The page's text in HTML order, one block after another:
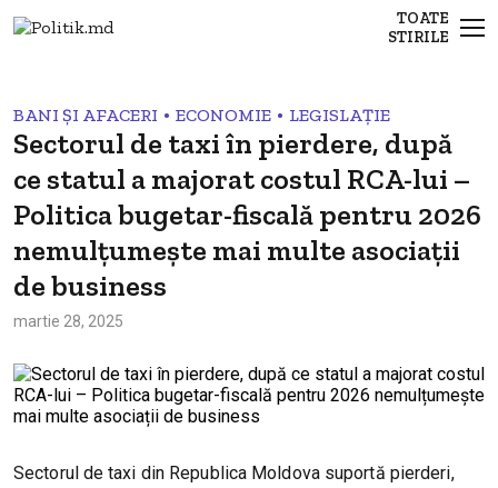
TOATE
STIRILE
BANI ȘI AFACERI • ECONOMIE • LEGISLAȚIE
Sectorul de taxi în pierdere, după
ce statul a majorat costul RCA-lui –
Politica bugetar-fiscală pentru 2026
nemulțumește mai multe asociații
de business
martie 28, 2025
Sectorul de taxi din Republica Moldova suportă pierderi,